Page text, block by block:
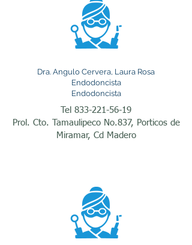
información sobre esta
especialidad y los
tratamientos más
comunes que realizan
estos especialistas.
La endodoncia, conocida
o "matar el nervio", es uno
de los procedimientos
odontológicos más
Dra. Angulo Cervera, Laura Rosa
Endodoncista
Endodoncista
Tel 833-221-56-19
Prol. Cto. Tamaulipeco No.837, Porticos de
Miramar, Cd Madero